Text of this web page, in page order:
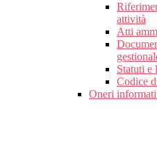
attività
Atti
Statuti e
Codice
Oneri